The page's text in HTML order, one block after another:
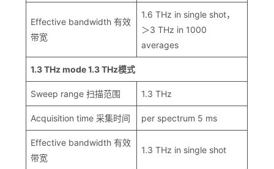
Effective bandwidth 有效
带宽
1.6 THz in single shot，
＞3 THz in 1000
averages
1.3 THz mode 1.3 THz模式
Sweep range 扫描范围 1.3 THz
Acquisition time 采集时间 per spectrum 5 ms
Effective bandwidth 有效
带宽
1.3 THz in single shot